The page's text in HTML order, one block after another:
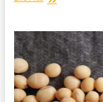
la
bromélaïne
:
Guide
complet